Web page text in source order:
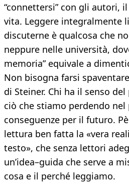
“connettersi” con gli autori,
vita. Leggere integralmente
discuterne è qualcosa che
neppure nelle università,
memoria” equivale a
Non bisogna farsi
di Steiner. Chi ha il senso
ciò che stiamo perdendo
conseguenze per il futuro.
lettura ben fatta la «vera
testo», che senza lettori
un’idea–guida che serve a
cosa e il perché leggiamo.